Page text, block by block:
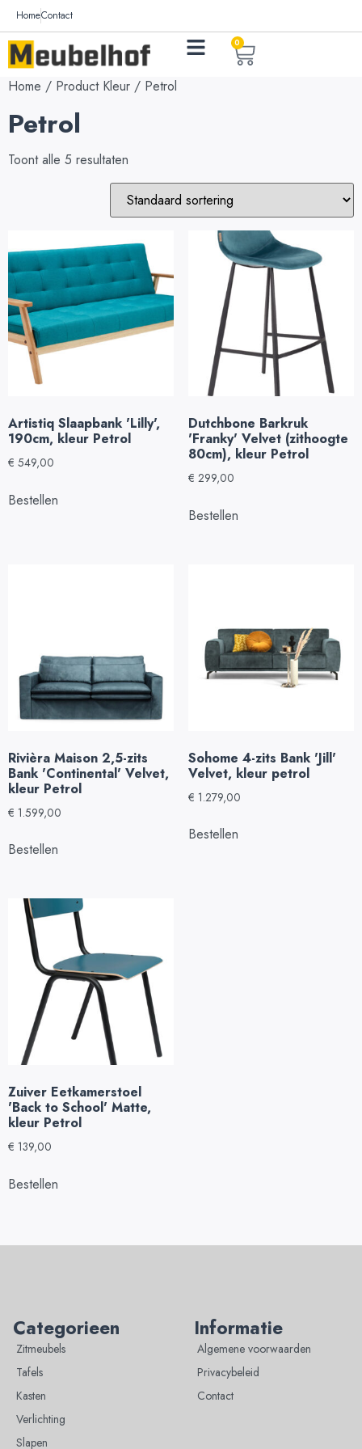
HomeContact
0
Home / Product Kleur / Petrol
Petrol
Toont alle 5 resultaten
Artistiq Slaapbank 'Lilly',
190cm, kleur Petrol
€ 549,00
Bestellen
Dutchbone Barkruk
'Franky' Velvet (zithoogte
80cm), kleur Petrol
€ 299,00
Bestellen
Rivièra Maison 2,5-zits
Bank 'Continental' Velvet,
kleur Petrol
€ 1.599,00
Bestellen
Sohome 4-zits Bank 'Jill'
Velvet, kleur petrol
€ 1.279,00
Bestellen
Zuiver Eetkamerstoel
'Back to School' Matte,
kleur Petrol
€ 139,00
Bestellen
Categorieen
Zitmeubels
Tafels
Kasten
Verlichting
Slapen
Informatie
Algemene voorwaarden
Privacybeleid
Contact